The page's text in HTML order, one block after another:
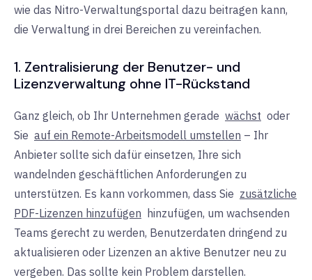
wie das Nitro-Verwaltungsportal dazu beitragen kann,
die Verwaltung in drei Bereichen zu vereinfachen.
1. Zentralisierung der Benutzer- und
Lizenzverwaltung ohne IT-Rückstand
Ganz gleich, ob Ihr Unternehmen gerade wächst oder
Sie auf ein Remote-Arbeitsmodell umstellen – Ihr
Anbieter sollte sich dafür einsetzen, Ihre sich
wandelnden geschäftlichen Anforderungen zu
unterstützen. Es kann vorkommen, dass Sie zusätzliche
PDF-Lizenzen hinzufügen hinzufügen, um wachsenden
Teams gerecht zu werden, Benutzerdaten dringend zu
aktualisieren oder Lizenzen an aktive Benutzer neu zu
vergeben. Das sollte kein Problem darstellen.